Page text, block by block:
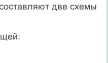
две схемы